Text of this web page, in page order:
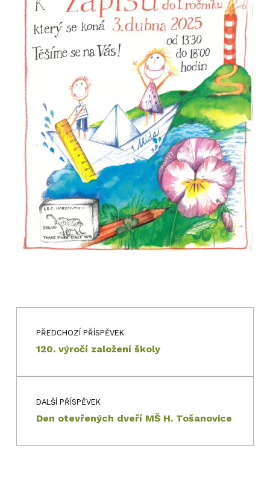
Skip back to main navigation
Navigace pro příspěvek
PŘEDCHOZÍ PŘÍSPĚVEK
120. výročí založení školy
DALŠÍ PŘÍSPĚVEK
Den otevřených dveří MŠ H. Tošanovice